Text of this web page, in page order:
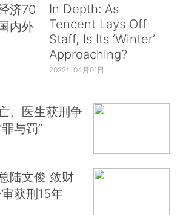
济70
内外
In Depth: As
Tencent Lays Off
Staff, Is Its ‘Winter’
Approaching?
2022年04月01日
、医生获刑争
与罚”
陆文俊 敛财
获刑15年